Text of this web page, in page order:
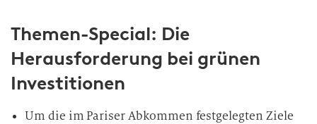
Themen-Special: Die
Herausforderung bei grünen
Investitionen
Um die im Pariser Abkommen festgelegten Ziele